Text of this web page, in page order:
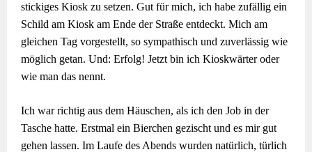
stickiges Kiosk zu setzen. Gut für mich, ich habe zufällig ein
Schild am Kiosk am Ende der Straße entdeckt. Mich am
gleichen Tag vorgestellt, so sympathisch und zuverlässig wie
möglich getan. Und: Erfolg! Jetzt bin ich Kioskwärter oder
wie man das nennt.
Ich war richtig aus dem Häuschen, als ich den Job in der
Tasche hatte. Erstmal ein Bierchen gezischt und es mir gut
gehen lassen. Im Laufe des Abends wurden natürlich, türlich